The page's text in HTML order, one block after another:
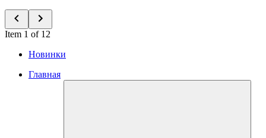
Item 1 of 12
Новинки
Главная